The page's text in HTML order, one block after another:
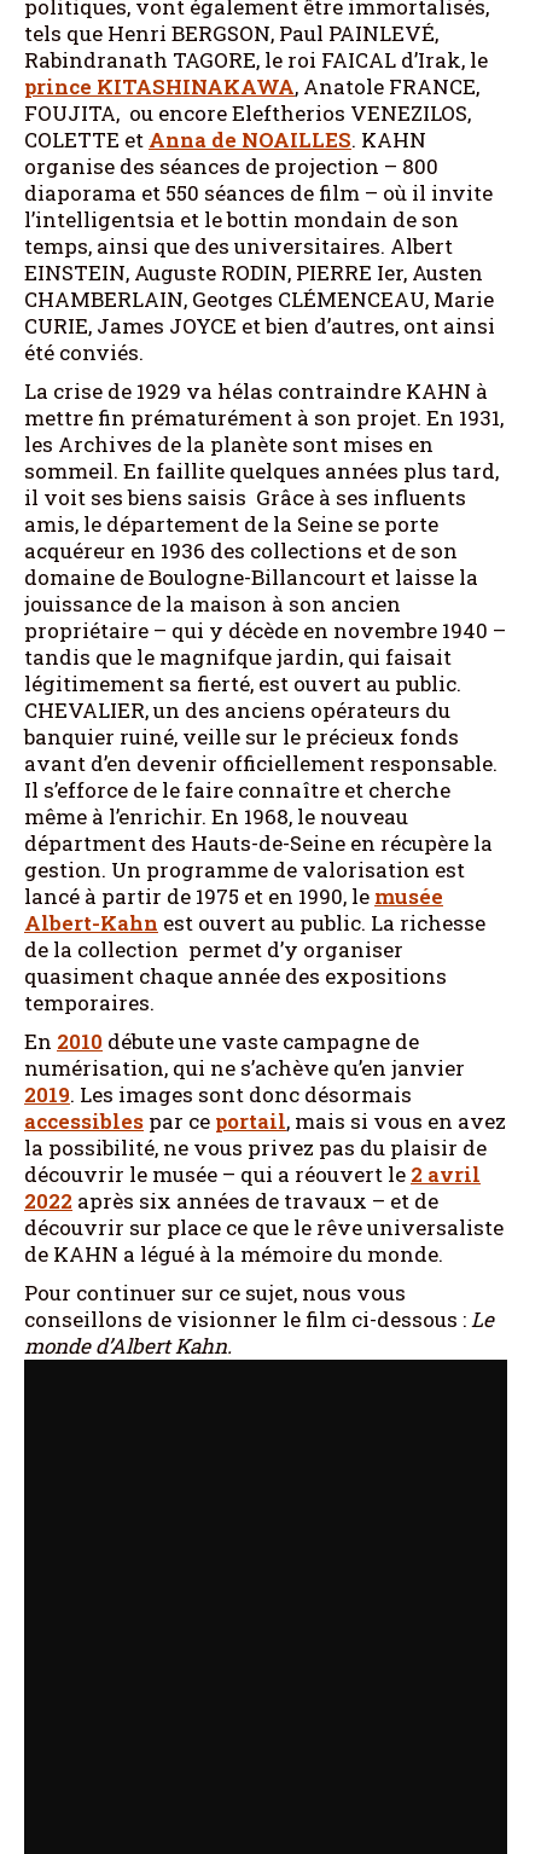
politiques, vont également être immortalisés,
tels que Henri BERGSON, Paul PAINLEVÉ,
Rabindranath TAGORE, le roi FAICAL d’Irak, le
prince KITASHINAKAWA, Anatole FRANCE,
FOUJITA, ou encore Eleftherios VENEZILOS,
COLETTE et Anna de NOAILLES. KAHN
organise des séances de projection – 800
diaporama et 550 séances de film – où il invite
l’intelligentsia et le bottin mondain de son
temps, ainsi que des universitaires. Albert
EINSTEIN, Auguste RODIN, PIERRE Ier, Austen
CHAMBERLAIN, Geotges CLÉMENCEAU, Marie
CURIE, James JOYCE et bien d’autres, ont ainsi
été conviés.
La crise de 1929 va hélas contraindre KAHN à
mettre fin prématurément à son projet. En 1931,
les Archives de la planète sont mises en
sommeil. En faillite quelques années plus tard,
il voit ses biens saisis Grâce à ses influents
amis, le département de la Seine se porte
acquéreur en 1936 des collections et de son
domaine de Boulogne-Billancourt et laisse la
jouissance de la maison à son ancien
propriétaire – qui y décède en novembre 1940 –
tandis que le magnifque jardin, qui faisait
légitimement sa fierté, est ouvert au public.
CHEVALIER, un des anciens opérateurs du
banquier ruiné, veille sur le précieux fonds
avant d’en devenir officiellement responsable.
Il s’efforce de le faire connaître et cherche
même à l’enrichir. En 1968, le nouveau
départment des Hauts-de-Seine en récupère la
gestion. Un programme de valorisation est
lancé à partir de 1975 et en 1990, le musée
Albert-Kahn est ouvert au public. La richesse
de la collection permet d’y organiser
quasiment chaque année des expositions
temporaires.
En 2010 débute une vaste campagne de
numérisation, qui ne s’achève qu’en janvier
2019. Les images sont donc désormais
accessibles par ce portail, mais si vous en avez
la possibilité, ne vous privez pas du plaisir de
découvrir le musée – qui a réouvert le 2 avril
2022 après six années de travaux – et de
découvrir sur place ce que le rêve universaliste
de KAHN a légué à la mémoire du monde.
Pour continuer sur ce sujet, nous vous
conseillons de visionner le film ci-dessous :Le
monde d’Albert Kahn.